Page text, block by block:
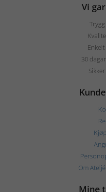
Vi
30
Om
Mine